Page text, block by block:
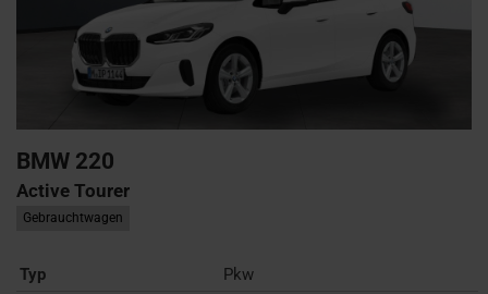
BMW 220
Active Tourer
Gebrauchtwagen
Typ
Pkw